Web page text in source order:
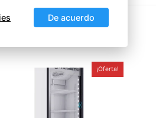
¡Oferta!
De acuerdo